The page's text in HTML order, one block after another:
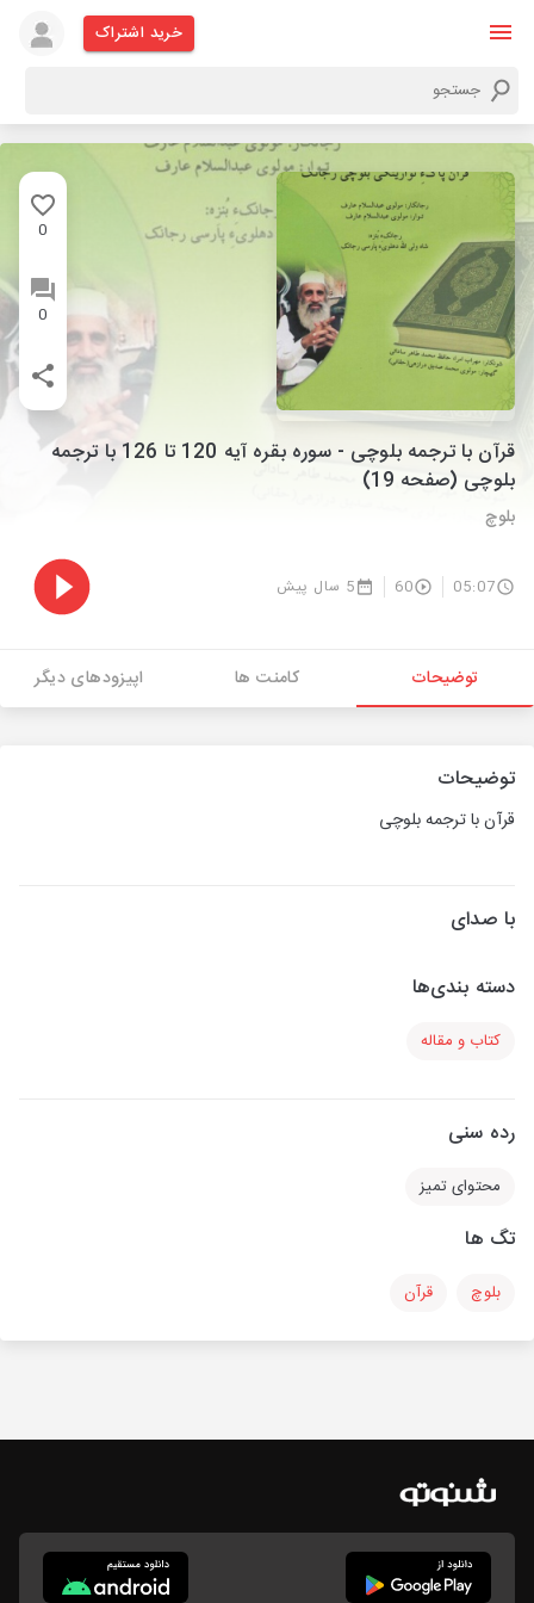
خرید اشتراک
0
0
قرآن با ترجمه بلوچی - سوره بقره آیه 120 تا 126 با ترجمه
بلوچی (صفحه 19)
بلوچ
05:07
60 5 سال پیش
توضیحات کامنت ها اپیزودهای دیگر
توضیحات
قرآن با ترجمه بلوچی
با صدای
دسته بندی‌ها
کتاب و مقاله
رده سنی
محتوای تمیز
تگ ها
بلوچ قرآن